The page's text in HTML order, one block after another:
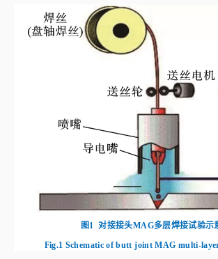
图1
对接接头MAG多层焊接试验示
Fig.1 Schematic of butt joint MAG multi-